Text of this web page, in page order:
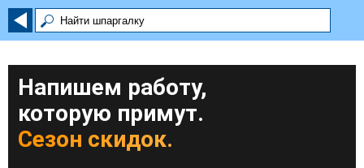
Напишем работу,
которую примут.
Сезон скидок.